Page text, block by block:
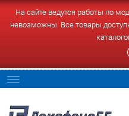
На сайте ведутся работы по
невозможны. Все товары